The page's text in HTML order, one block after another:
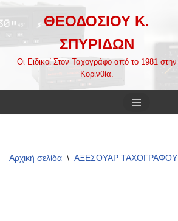
Μεταπηδήστε
στο
περιεχόμενο
ΘΕΟΔΟΣΙΟΥ Κ.
ΣΠΥΡΙΔΩΝ
Οι Ειδικοί Στον Ταχογράφο από το 1981 στην
Κορινθία.
Αρχική σελίδα \ ΑΞΕΣΟΥΑΡ ΤΑΧΟΓΡΑΦΟΥ